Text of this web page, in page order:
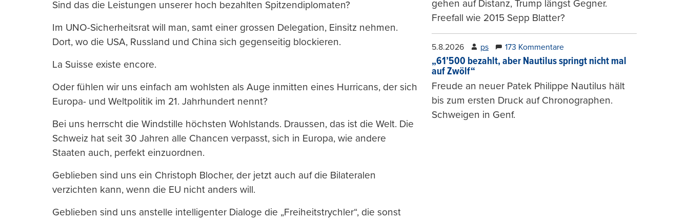
Sind das die Leistungen unserer hoch bezahlten Spitzendiplomaten?
Im UNO-Sicherheitsrat will man, samt einer grossen Delegation, Einsitz nehmen.
Dort, wo die USA, Russland und China sich gegenseitig blockieren.
La Suisse existe encore.
Oder fühlen wir uns einfach am wohlsten als Auge inmitten eines Hurricans, der sich
Europa- und Weltpolitik im 21. Jahrhundert nennt?
Bei uns herrscht die Windstille höchsten Wohlstands. Draussen, das ist die Welt. Die
Schweiz hat seit 30 Jahren alle Chancen verpasst, sich in Europa, wie andere
Staaten auch, perfekt einzuordnen.
Geblieben sind uns ein Christoph Blocher, der jetzt auch auf die Bilateralen
verzichten kann, wenn die EU nicht anders will.
Geblieben sind uns anstelle intelligenter Dialoge die „Freiheitstrychler“, die sonst
gehen auf Distanz, Trump längst Gegner.
Freefall wie 2015 Sepp Blatter?
5.8.2026 ps 173 Kommentare
„61’500 bezahlt, aber Nautilus springt nicht mal
auf Zwölf“
Freude an neuer Patek Philippe Nautilus hält
bis zum ersten Druck auf Chronographen.
Schweigen in Genf.